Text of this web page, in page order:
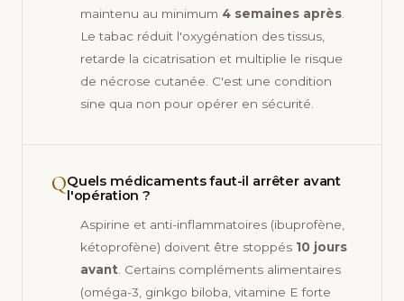
maintenu au minimum 4 semaines après.
Le tabac réduit l'oxygénation des tissus,
retarde la cicatrisation et multiplie le risque
de nécrose cutanée. C'est une condition
sine qua non pour opérer en sécurité.
QQuels médicaments faut-il arrêter avant
l'opération ?
Aspirine et anti-inflammatoires (ibuprofène,
kétoprofène) doivent être stoppés 10 jours
avant. Certains compléments alimentaires
(oméga-3, ginkgo biloba, vitamine E forte